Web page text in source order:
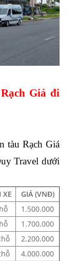
Giá đi
tàu Rạch Giá
Travel dưới
XE
GIÁ (VNĐ)
1.500.000
1.700.000
2.200.000
4.000.000